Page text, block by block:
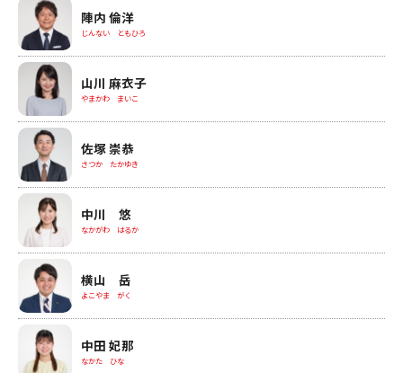
陣内 倫洋
じんない ともひろ
山川 麻衣子
やまかわ まいこ
佐塚 崇恭
さつか たかゆき
中川 悠
なかがわ はるか
横山 岳
よこやま がく
中田 妃那
なかた ひな